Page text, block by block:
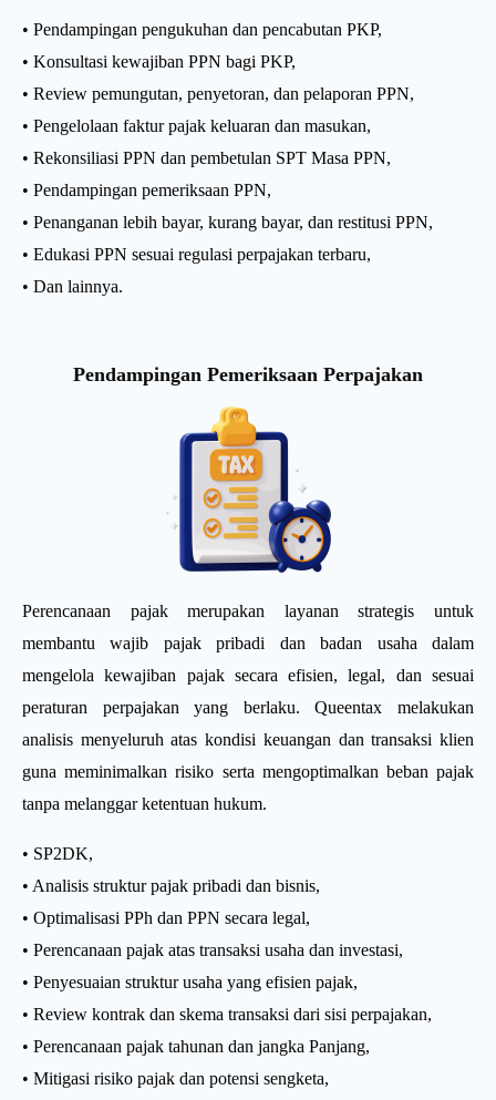
• Pendampingan pengukuhan dan pencabutan PKP,
• Konsultasi kewajiban PPN bagi PKP,
• Review pemungutan, penyetoran, dan pelaporan PPN,
• Pengelolaan faktur pajak keluaran dan masukan,
• Rekonsiliasi PPN dan pembetulan SPT Masa PPN,
• Pendampingan pemeriksaan PPN,
• Penanganan lebih bayar, kurang bayar, dan restitusi PPN,
• Edukasi PPN sesuai regulasi perpajakan terbaru,
• Dan lainnya.
Pendampingan Pemeriksaan Perpajakan
Perencanaan pajak merupakan layanan strategis untuk
membantu wajib pajak pribadi dan badan usaha dalam
mengelola kewajiban pajak secara efisien, legal, dan sesuai
peraturan perpajakan yang berlaku. Queentax melakukan
analisis menyeluruh atas kondisi keuangan dan transaksi klien
guna meminimalkan risiko serta mengoptimalkan beban pajak
tanpa melanggar ketentuan hukum.
• SP2DK,
• Analisis struktur pajak pribadi dan bisnis,
• Optimalisasi PPh dan PPN secara legal,
• Perencanaan pajak atas transaksi usaha dan investasi,
• Penyesuaian struktur usaha yang efisien pajak,
• Review kontrak dan skema transaksi dari sisi perpajakan,
• Perencanaan pajak tahunan dan jangka Panjang,
• Mitigasi risiko pajak dan potensi sengketa,